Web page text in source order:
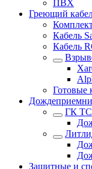
ПВХ
Греющий
Кабель
Кабель
Готовые
ГК
Защитные и